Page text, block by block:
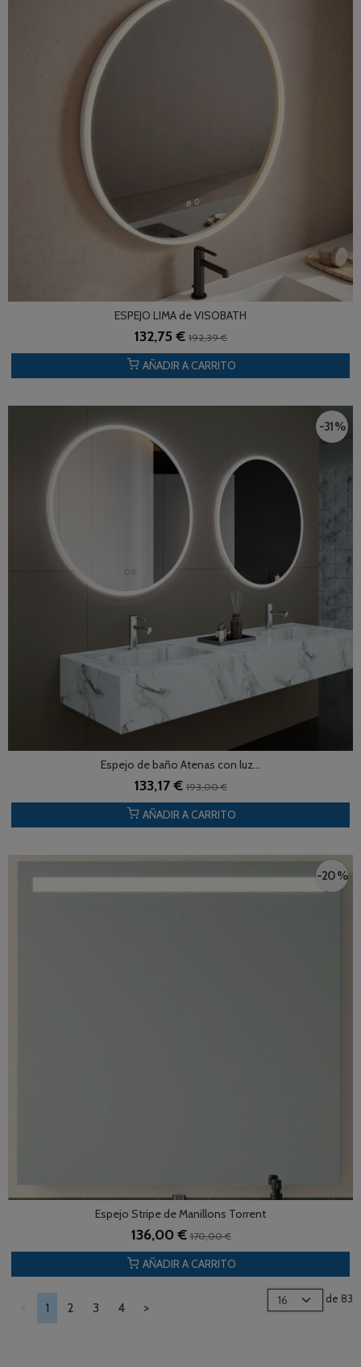
ESPEJO LIMA de VISOBATH
132,75 € 192,39 €
AÑADIR A CARRITO
-31 %
Espejo de baño Atenas con luz...
133,17 € 193,00 €
AÑADIR A CARRITO
-20 %
Espejo Stripe de Manillons Torrent
136,00 €170,00 €
AÑADIR A CARRITO
1 2 3 4 >
de 83